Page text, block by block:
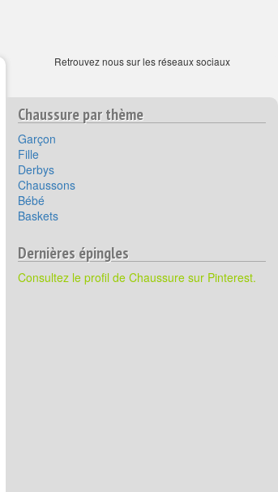
Chaussure par thème
Garçon
Fille
Derbys
Chaussons
Bébé
Baskets
Dernières épingles
Consultez le profil de Chaussure sur Pinterest.
Retrouvez nous sur les réseaux sociaux